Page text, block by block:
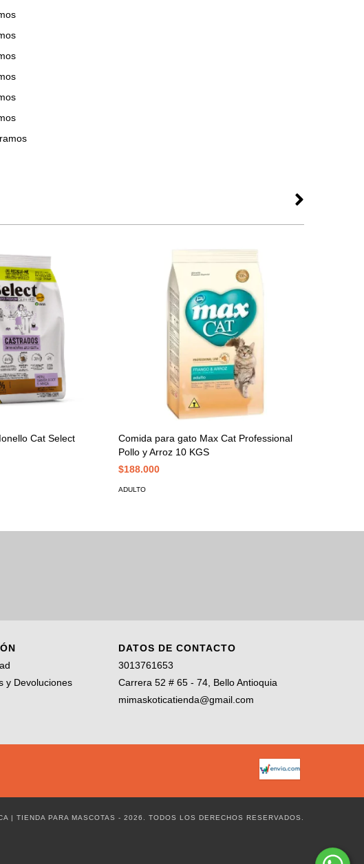
Cat Select
Comida para gato Max Cat Professional
Pollo y Arroz 10 KGS
$188.000
ADULTO
y Devoluciones
DATOS DE CONTACTO
3013761653
Carrera 52 # 65 - 74, Bello Antioquia
mimaskoticatienda@gmail.com
| TIENDA PARA MASCOTAS - 2026. TODOS LOS DERECHOS RESERVADOS.